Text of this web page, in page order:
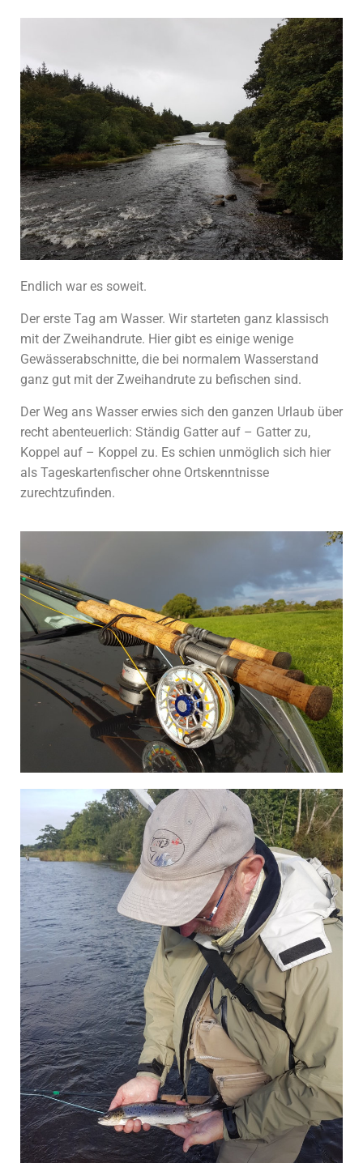
Endlich war es soweit.
Der erste Tag am Wasser. Wir starteten ganz klassisch
mit der Zweihandrute. Hier gibt es einige wenige
Gewässerabschnitte, die bei normalem Wasserstand
ganz gut mit der Zweihandrute zu befischen sind.
Der Weg ans Wasser erwies sich den ganzen Urlaub über
recht abenteuerlich: Ständig Gatter auf – Gatter zu,
Koppel auf – Koppel zu. Es schien unmöglich sich hier
als Tageskartenfischer ohne Ortskenntnisse
zurechtzufinden.